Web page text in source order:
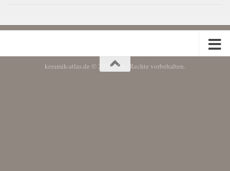
keramik-atlas.de © 2026. Alle Rechte vorbehalten.